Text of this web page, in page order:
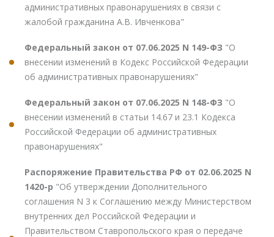
административных правонарушениях в связи с
жалобой гражданина А.В. Ивченкова"
Федеральный закон от 07.06.2025 N 149-ФЗ "О
внесении изменений в Кодекс Российской Федерации
об административных правонарушениях"
Федеральный закон от 07.06.2025 N 148-ФЗ "О
внесении изменений в статьи 14.67 и 23.1 Кодекса
Российской Федерации об административных
правонарушениях"
Распоряжение Правительства РФ от 02.06.2025 N
1420-р "Об утверждении Дополнительного
соглашения N 3 к Соглашению между Министерством
внутренних дел Российской Федерации и
Правительством Ставропольского края о передаче